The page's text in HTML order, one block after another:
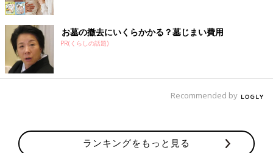
東京都渋谷区猿楽町3‐7 代官山木下ビル1F
http://flux-cafe.com
月〜金／9:00〜21:00、土日祝／9:00〜19:00
定休日：第4金曜日
おしゃれな街、代官山は意外と子連れも多く、ベビーカーでも入
りやすいお店も多いので、子どもを連れてのママ友とのお出かけ
さに疲れた体と心を癒してみてくださいね。（文・竹腰奈生）
お墓の撤去にいくらかかる？墓じまい費用
PR(くらしの話題)
Recommended by
ランキングをもっと見る